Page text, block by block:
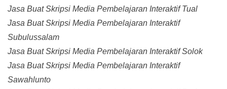
Jasa Buat Skripsi Media Pembelajaran Interaktif Tual
Jasa Buat Skripsi Media Pembelajaran Interaktif
Subulussalam
Jasa Buat Skripsi Media Pembelajaran Interaktif Solok
Jasa Buat Skripsi Media Pembelajaran Interaktif
Sawahlunto